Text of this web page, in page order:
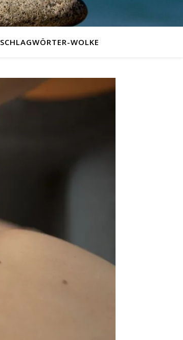
SCHLAGWÖRTER-WOLKE